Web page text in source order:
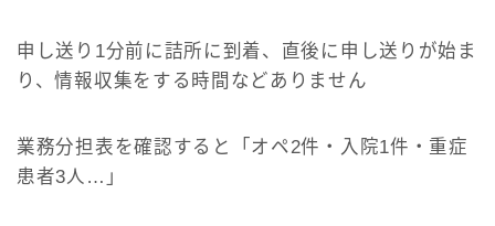
申し送り1分前に詰所に到着、直後に申し送りが始ま
り、情報収集をする時間などありません
業務分担表を確認すると「オペ2件・入院1件・重症
患者3人…」